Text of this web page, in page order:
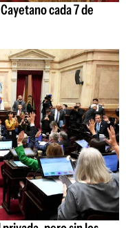
cada 7 de